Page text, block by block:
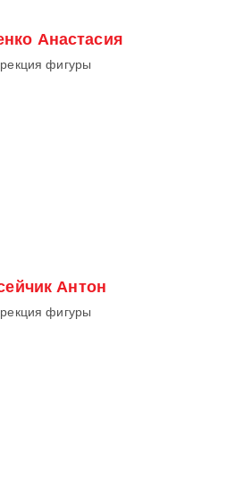
Анастасия
фигуры
Антон
фигуры